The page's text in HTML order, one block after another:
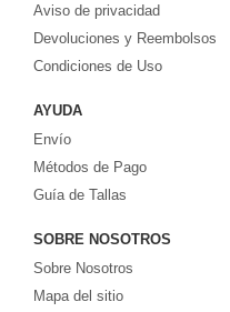
europeos e internacionales, todo a
Compre nuestra gran selección de
equipaciones, camisetas y un
Aviso de privacidad
Devoluciones y Reembolsos
Condiciones de Uso
AYUDA
Envío
Métodos de Pago
Guía de Tallas
SOBRE NOSOTROS
Sobre Nosotros
Mapa del sitio